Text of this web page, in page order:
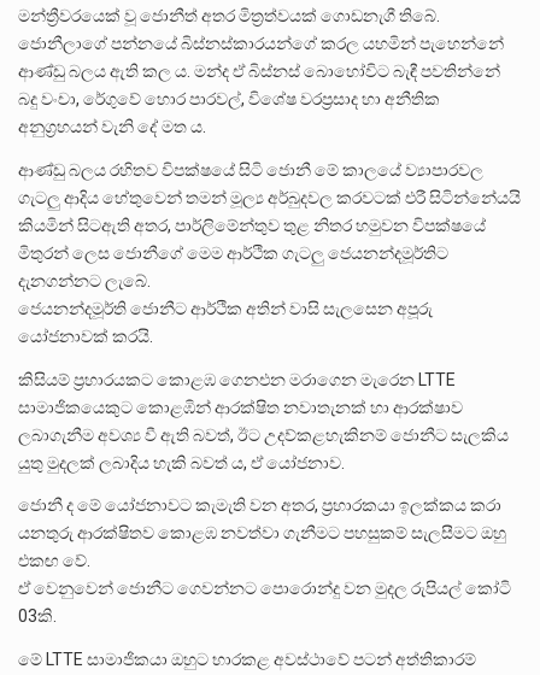
මන්ත්‍රීවරයෙක් වූ ජොනීත් අතර මිත්‍රත්වයක් ගොඩනැගී තිබේ.
ජොනීලාගේ පන්නයේ බිස්නස්කාරයන්ගේ කරල යහමින් පැහෙන්නේ
ආණ්ඩු බලය ඇති කල ය. මන්ද ඒ බිස්නස් බොහෝවිට බැඳී පවතින්නේ
බදු වංචා, රේගුවේ හොර පාරවල්, විශේෂ වරප්‍රසාද හා අනීතික
අනුග්‍රහයන් වැනි දේ මත ය.
ආණ්ඩු බලය රහිතව විපක්ෂයේ සිටි ජොනී මේ කාලයේ ව්‍යාපාරවල
ගැටලු ආදිය හේතුවෙන් තමන් මූල්‍ය අර්බුදවල කරවටක් එරී සිටින්නේයයි
කියමින් සිටඇති අතර, පාර්ලිමේන්තුව තුළ නිතර හමුවන විපක්ෂයේ
මිතුරන් ලෙස ජොනීගේ මෙම ආර්ථික ගැටලු ජෙයනන්දමූර්තිට
දැනගන්නට ලැබේ.
ජෙයනන්දමූර්ති ජොනීට ආර්ථික අතින් වාසි සැලසෙන අපූරු
යෝජනාවක් කරයි.
කිසියම් ප්‍රහාරයකට කොළඹ ගෙනඑන මරාගෙන මැරෙන LTTE
සාමාජිකයෙකුට ‌කොළඹින් ආරක්ෂිත නවාතැනක් හා ආරක්ෂාව
ලබාගැනීම අවශ්‍ය වී ඇති බවත්, ඊට උදව්කළහැකිනම් ජොනීට සැලකිය
යුතු මුදලක් ලබාදිය හැකි බවත් ය, ඒ යෝජනාව.
ජොනී ද මේ යෝජනාවට කැමැති වන අතර, ප්‍රහාරකයා ඉලක්කය කරා
යනතුරු ආරක්ෂිතව කොළඹ නවත්වා ගැනීමට පහසුකම් සැලසීමට ඔහු
එකඟ වේ.
ඒ වෙනුවෙන් ජොනීට ගෙවන්නට පොරොන්දු වන මුදල රුපියල් කෝටි
03කි.
මේ LTTE සාමාජිකයා ඔහුට භාරකළ අවස්ථාවේ පටන් අත්තිකාරම්